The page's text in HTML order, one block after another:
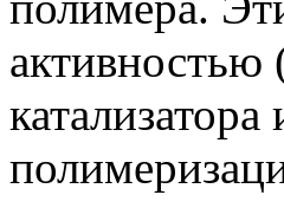
активностью